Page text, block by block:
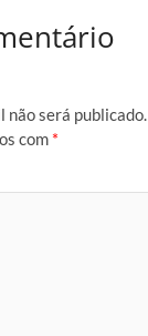
não será publicado.
com *